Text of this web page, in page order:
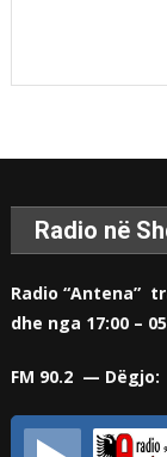
Radio në
Radio “Antena”
dhe nga 17:00 –
FM 90.2 — Dëgjo: